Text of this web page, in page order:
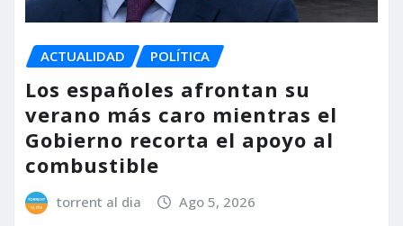
ACTUALIDAD POLÍTICA
Los españoles afrontan su
verano más caro mientras el
Gobierno recorta el apoyo al
combustible
torrent al dia Ago 5, 2026